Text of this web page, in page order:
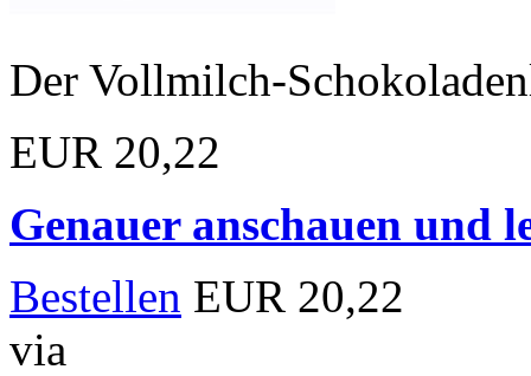
Der Vollmilch-
EUR 20,22
Genauer anschauen und
Bestellen EUR 20,22
via